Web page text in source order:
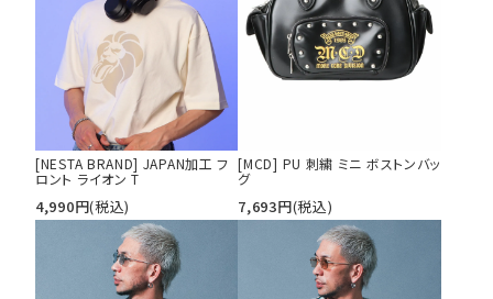
[NESTA BRAND] JAPAN加工 フ
ロント ライオン T
4,990円(税込)
[MCD] PU 刺繍 ミニ ボストンバッ
グ
7,693円(税込)